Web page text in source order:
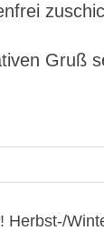
Gruß
Herbst-/